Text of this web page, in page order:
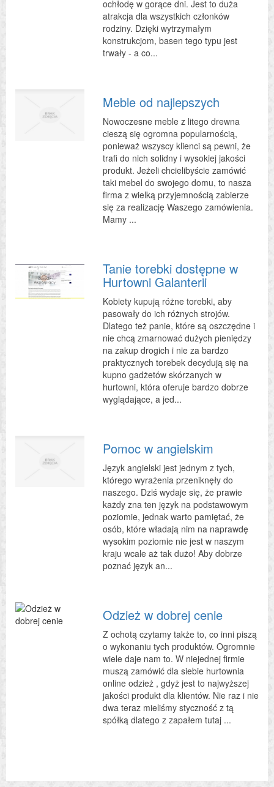
ochłodę w gorące dni. Jest to duża
atrakcja dla wszystkich członków
rodziny. Dzięki wytrzymałym
konstrukcjom, basen tego typu jest
trwały - a co...
Meble od najlepszych
Nowoczesne meble z litego drewna
cieszą się ogromna popularnością,
ponieważ wszyscy klienci są pewni, że
trafi do nich solidny i wysokiej jakości
produkt. Jeżeli chcielibyście zamówić
taki mebel do swojego domu, to nasza
firma z wielką przyjemnością zabierze
się za realizację Waszego zamówienia.
Mamy ...
Tanie torebki dostępne w
Hurtowni Galanterii
Kobiety kupują różne torebki, aby
pasowały do ich różnych strojów.
Dlatego też panie, które są oszczędne i
nie chcą zmarnować dużych pieniędzy
na zakup drogich i nie za bardzo
praktycznych torebek decydują się na
kupno gadżetów skórzanych w
hurtowni, która oferuje bardzo dobrze
wyglądające, a jed...
Pomoc w angielskim
Język angielski jest jednym z tych,
którego wyrażenia przeniknęły do
naszego. Dziś wydaje się, że prawie
każdy zna ten język na podstawowym
poziomie, jednak warto pamiętać, że
osób, które władają nim na naprawdę
wysokim poziomie nie jest w naszym
kraju wcale aż tak dużo! Aby dobrze
poznać język an...
Odzież w dobrej cenie
Z ochotą czytamy także to, co inni piszą
o wykonaniu tych produktów. Ogromnie
wiele daje nam to. W niejednej firmie
muszą zamówić dla siebie hurtownia
online odzież , gdyż jest to najwyższej
jakości produkt dla klientów. Nie raz i nie
dwa teraz mieliśmy styczność z tą
spółką dlatego z zapałem tutaj ...